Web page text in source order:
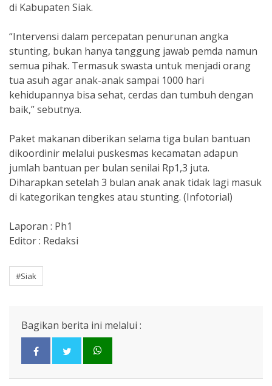
di Kabupaten Siak.
“Intervensi dalam percepatan penurunan angka
stunting, bukan hanya tanggung jawab pemda namun
semua pihak. Termasuk swasta untuk menjadi orang
tua asuh agar anak-anak sampai 1000 hari
kehidupannya bisa sehat, cerdas dan tumbuh dengan
baik,” sebutnya.
Paket makanan diberikan selama tiga bulan bantuan
dikoordinir melalui puskesmas kecamatan adapun
jumlah bantuan per bulan senilai Rp1,3 juta.
Diharapkan setelah 3 bulan anak anak tidak lagi masuk
di kategorikan tengkes atau stunting. (Infotorial)
Laporan : Ph1
Editor : Redaksi
#Siak
Bagikan berita ini melalui :